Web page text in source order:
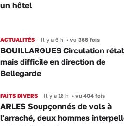
un hôtel
ACTUALITÉS Il y a 6 h •vu 366 fois
BOUILLARGUES Circulation
mais difficile en direction de
Bellegarde
FAITS DIVERS Il y a 18 h •vu 404 fois
ARLES Soupçonnés de vols à
l'arraché, deux hommes